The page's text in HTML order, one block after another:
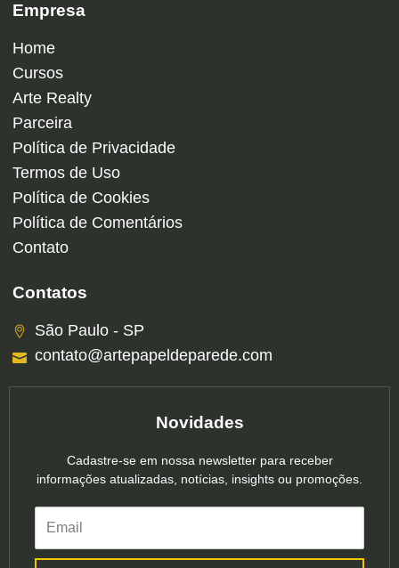
Empresa
Home
Cursos
Arte Realty
Parceira
Política de Privacidade
Termos de Uso
Política de Cookies
Política de Comentários
Contato
Contatos
São Paulo - SP
contato@artepapeldeparede.com
Novidades
Cadastre-se em nossa newsletter para receber
informações atualizadas, notícias, insights ou promoções.